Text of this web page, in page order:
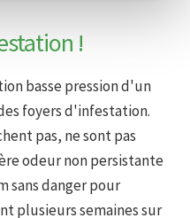
!
basse pression d'un
foyers d'infestation.
pas, ne sont pas
odeur non persistante
sans danger pour
plusieurs semaines sur